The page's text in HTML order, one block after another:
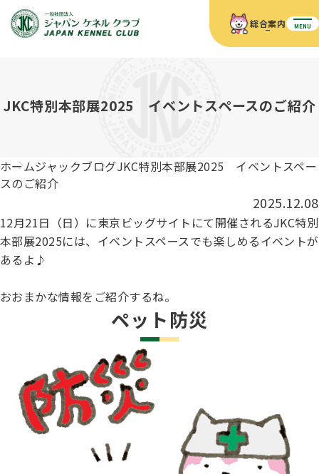
総合案内 MENU
JKCの活動内容
組織概要
定款
沿革
ディスクロージャー（情報公開）
血統証明書について
血統証明書の見かた
血統証明書・各種申請
血統証明書・所有者名義変更
DNA登録
チャンピオンタイトル
ドッグショー 競技会スケジュール
ドッグショー
FCIインターナショナルドッグショー開催のご案内
チャンピオンについて(ドッグショー・競技会)
ロイヤルカナンアワードについて
JKCブリーディングアワード
犬種紹介
新登録犬種のご紹介
キーワードラリー2025
ジュニアハンドラーとは
自由研究<犬について詳しく知ろう！>
ジャックお面を作ってあそぼう♪
JKC公認資格
JKC公認資格
「資格更新料の自動引落」のご利用について
ハンドラー
刊行物
刊行物のご案内
お知らせ 会員向け情報
ダウンロード FAQ
JKC特別本部展2025 イベントスペースのご紹介
ホームジャックブログJKC特別本部展2025 イベントスペー
スのご紹介
2025.12.08
12月21日（日）に東京ビッグサイトにて開催されるJKC特別
本部展2025には、イベントスペースでも楽しめるイベントが
あるよ♪
おおまかな情報をご紹介するね。
ペット防災